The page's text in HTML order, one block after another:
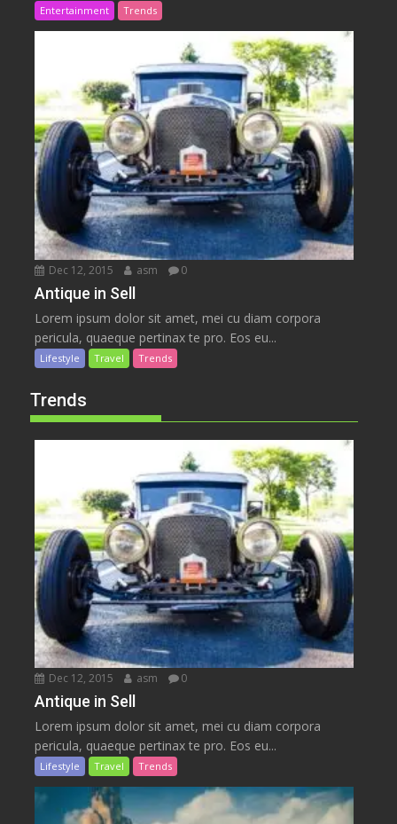
Entertainment Trends
Dec 12, 2015 asm 0
Antique in Sell
Lorem ipsum dolor sit amet, mei cu diam corpora
pericula, quaeque pertinax te pro. Eos eu...
Lifestyle Travel Trends
Trends
Dec 12, 2015 asm 0
Antique in Sell
Lorem ipsum dolor sit amet, mei cu diam corpora
pericula, quaeque pertinax te pro. Eos eu...
Lifestyle Travel Trends